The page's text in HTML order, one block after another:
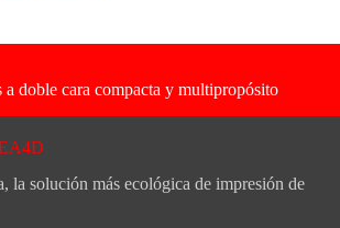
a doble cara compacta y multipropósito
la solución más ecológica de impresión de